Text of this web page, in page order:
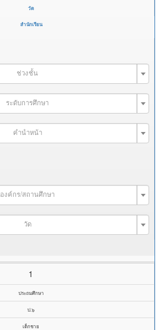
วัด
สำนักเรียน
ช่วงชั้น
ระดับการศึกษา
คำนำหน้า
องค์กร/สถานศึกษา
วัด
1
ประถมศึกษา
ป.๖
เด็กชาย